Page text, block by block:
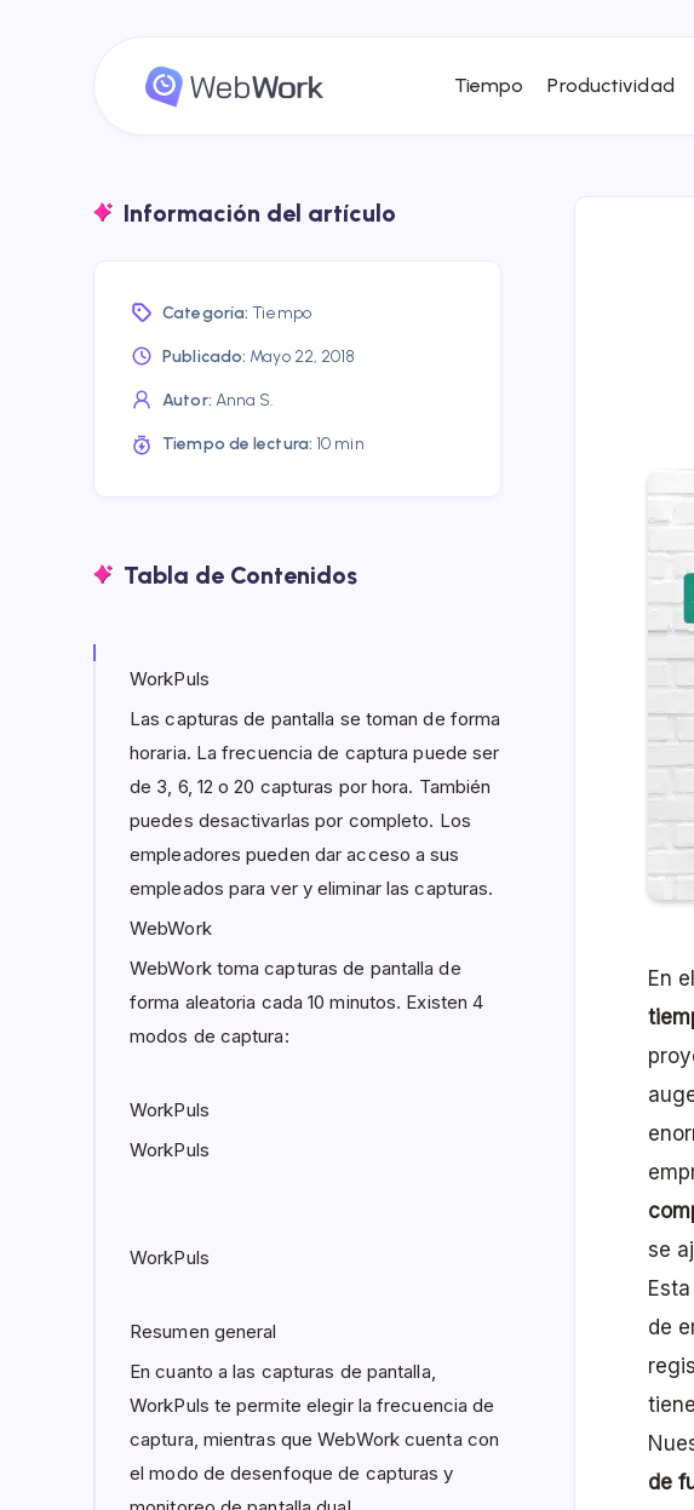
Tiempo Productividad
En
se
de
de
Información del artículo
Categoría: Tiempo
Publicado: Mayo 22, 2018
Autor: Anna S.
Tiempo de lectura: 10 min
Tabla de Contenidos
WorkPuls
Las capturas de pantalla se toman de forma
horaria. La frecuencia de captura puede ser
de 3, 6, 12 o 20 capturas por hora. También
puedes desactivarlas por completo. Los
empleadores pueden dar acceso a sus
empleados para ver y eliminar las capturas.
WebWork
WebWork toma capturas de pantalla de
forma aleatoria cada 10 minutos. Existen 4
modos de captura:
WorkPuls
WorkPuls
WorkPuls
Resumen general
En cuanto a las capturas de pantalla,
WorkPuls te permite elegir la frecuencia de
captura, mientras que WebWork cuenta con
el modo de desenfoque de capturas y